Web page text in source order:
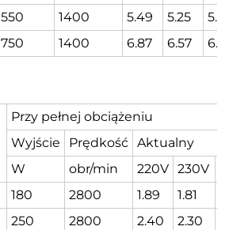
550 1400 5.49 5.25
750 1400 6.87 6.57
Przy pełnej obciążeniu
Wyjście
Prędkość Aktualny
W
obr/min 220V 230V
180 2800 1.89 1.81
250 2800 2.40 2.30